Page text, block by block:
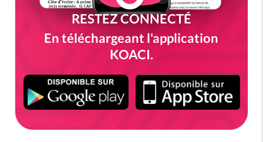
RESTEZ CONNECTÉ
En téléchargeant l'application
KOACI.